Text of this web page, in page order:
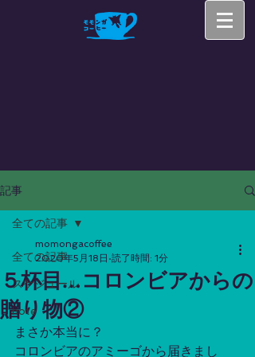
記事
全ての記事
スケジュール
note
全ての記事
５杯目…コロンビアからの
贈り物②
momongacoffee
2020年5月18日 読了時間: 1分
まさか本当に？
コロンビアのアミーゴから届きまし